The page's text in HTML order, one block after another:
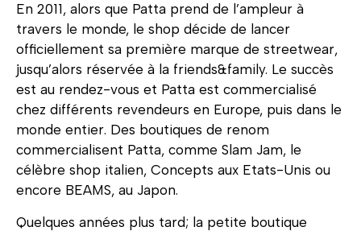
En 2011, alors que Patta prend de l’ampleur à
travers le monde, le shop décide de lancer
officiellement sa première marque de streetwear,
jusqu’alors réservée à la friends&family. Le succès
est au rendez-vous et Patta est commercialisé
chez différents revendeurs en Europe, puis dans le
monde entier. Des boutiques de renom
commercialisent Patta, comme Slam Jam, le
célèbre shop italien, Concepts aux Etats-Unis ou
encore BEAMS, au Japon.
Quelques années plus tard; la petite boutique